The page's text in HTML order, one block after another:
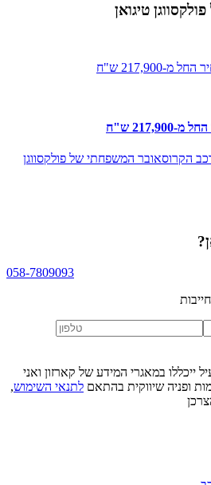
פולקסווגן טיגואן
הקרוסאובר המשפחתי של פולקסווגן
?
058-7809093
ייכללו במאגרי המידע של קארזון ואני
ופניה שיווקית בהתאם לתנאי השימוש,